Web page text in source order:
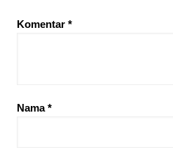
Komentar *
Nama*